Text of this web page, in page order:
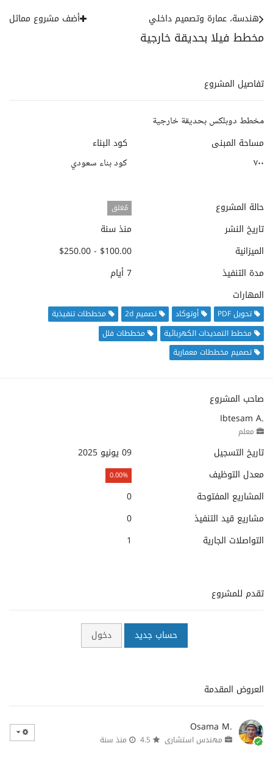
مخطط فيلا بحديقة خارجية
هندسة، عمارة وتصميم داخلي أضف مشروع مماثل
تفاصيل المشروع
مخطط دوبلكس بحديقة خارجية
مساحة المبنى
٧٠٠
كود البناء
كود بناء سعودي
حالة المشروع مُغلق
تاريخ النشر
منذ سنة
الميزانية
$100.00 - $250.00
مدة التنفيذ
7 أيام
المهارات
تحويل PDF أوتوكاد تصميم 2d
مخططات تنفيذية
مخطط التمديدات الكهربائية
مخططات فلل
تصميم مخططات معمارية
صاحب المشروع
Ibtesam A.
معلم
تاريخ التسجيل
09 يونيو 2025
معدل التوظيف
0.00%
المشاريع المفتوحة
0
مشاريع قيد التنفيذ
0
التواصلات الجارية
1
تقدم للمشروع
حساب جديد دخول
العروض المقدمة
Osama M.
مهندس استشارى منذ سنة